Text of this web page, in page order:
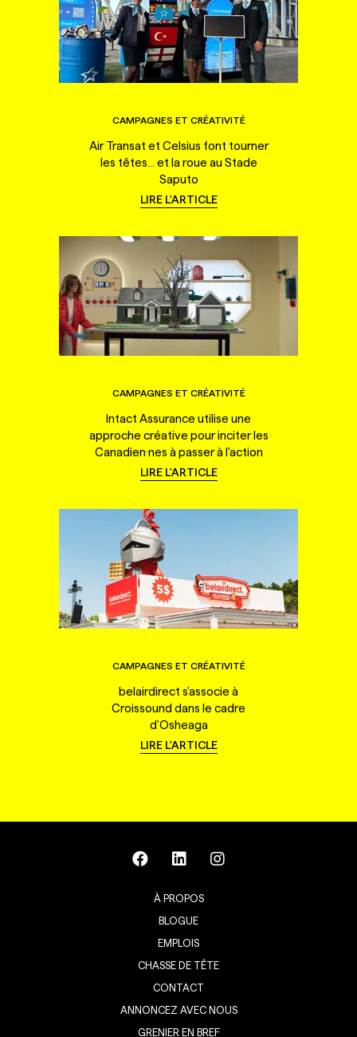
CAMPAGNES ET CRÉATIVITÉ
Air Transat et Celsius font tourner
les têtes... et la roue au Stade
Saputo
LIRE L'ARTICLE
CAMPAGNES ET CRÉATIVITÉ
Intact Assurance utilise une
approche créative pour inciter les
Canadien·nes à passer à l'action
LIRE L'ARTICLE
CAMPAGNES ET CRÉATIVITÉ
belairdirect s'associe à
Croissound dans le cadre
d'Osheaga
LIRE L'ARTICLE
À PROPOS
BLOGUE
EMPLOIS
CHASSE DE TÊTE
CONTACT
ANNONCEZ AVEC NOUS
GRENIER EN BREF